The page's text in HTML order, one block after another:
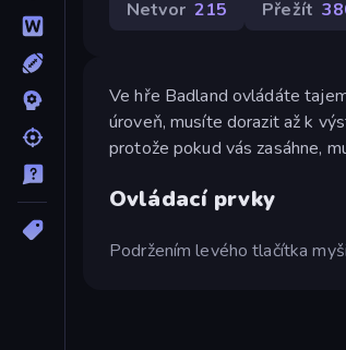
Netvor 215 Přežít
Ve hře Badland ovládáte
úroveň, musíte dorazit až k
protože pokud vás zasáhne,
Ovládací prvky
Podržením levého tlačítka